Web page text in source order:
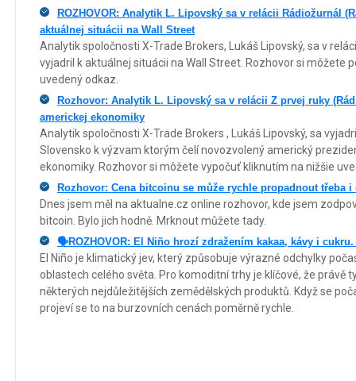
ROZHOVOR: Analytik L. Lipovský sa v relácii Rádiožurnál
aktuálnej situácii na Wall Street
Analytik spoločnosti X-Trade Brokers, Lukáš Lipovský, sa v
vyjadril k aktuálnej situácii na Wall Street. Rozhovor si môžete
uvedený odkaz.
Rozhovor: Analytik L. Lipovský sa v relácii Z prvej ruky
americkej ekonomiky
Analytik spoločnosti X-Trade Brokers , Lukáš Lipovský, sa
Slovensko k výzvam ktorým čelí novozvolený americký
ekonomiky. Rozhovor si môžete vypočuť kliknutím na nižšie
Rozhovor: Cena bitcoinu se může rychle propadnout třeba
Dnes jsem měl na aktualne.cz online rozhovor, kde jsem
bitcoin. Bylo jich hodně. Mrknout můžete tady.
🗣️ROZHOVOR: El Niño hrozí zdražením kakaa, kávy i cukru.
El Niño je klimatický jev, který způsobuje výrazné odchylky
oblastech celého světa. Pro komoditní trhy je klíčové, že právě
některých nejdůležitějších zemědělských produktů. Když se
projeví se to na burzovních cenách poměrně rychle.